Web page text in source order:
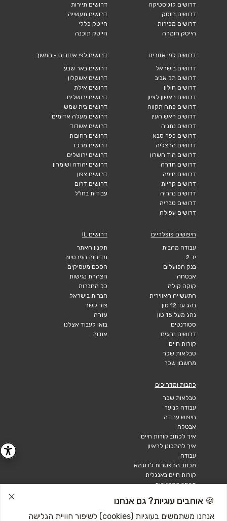
דרושים לוגיסטיקה
דרושים ביוטק
דרושים מכירות
הייטק חומרה
דרושים תיירות
דרושים תעשייה
הייטק כללי
הייטק תוכנה
דרושים לפי אזורים
דרושים בישראל
דרושים תל אביב
דרושים חולון
דרושים ראשון לציון
דרושים פתח תקווה
דרושים ראש העין
דרושים נתניה
דרושים כפר סבא
דרושים הרצליה
דרושים הוד השרון
דרושים חדרה
דרושים חיפה
דרושים קריות
דרושים נהריה
דרושים טבריה
דרושים עפולה
דרושים לפי איזורים - המשך
דרושים באר שבע
דרושים אשקלון
דרושים אילת
דרושים ירושלים
דרושים בית שמש
דרושים מעלה אדומים
דרושים אשדוד
דרושים רחובות
דרושים מרכז
דרושים ירושלים
דרושים יהודה ושומרון
דרושים צפון
דרושים דרום
עבודות בחו"ל
חיפושים פופלריים
עבודה מהבית
יד 2
בנק הפועלים
אבטחה
קוקה קולה
התעשייה האווירית
נהג עד 12 טון
נהג מעל 15 טון
סטודנטים
דרושים נהגים
קורות חיים
טבלאות שכר
מחשבון שכר
דרושים IL
תקנון האתר
מדיניות הפרטיות
הסכם מעסיקים
הצהרת נגישות
כל החברות
חברות בישראל
צור קשר
עזרה
בואו לעבוד אצלנו
אודות
כתבות ומדריכים
טבלאות שכר
עבודה לנוער
חיפוש עבודה
אבטלה
איך לכתוב קורות חיים
איך להתכונן לראיון
עבודה
מכתב התפטרות לדוגמא
קורות חיים באנגלית
מכתב התפטרות
🍪 אוהבים עוגיות? גם אנחנו
אנחנו משתמשים בעוגיות (cookies) לשיפור חוויית הגלישה